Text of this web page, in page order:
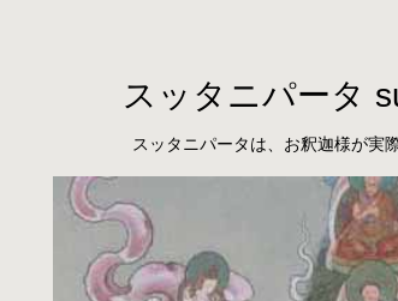
スッタニパータは、お釈迦様が実
スッタニパータ